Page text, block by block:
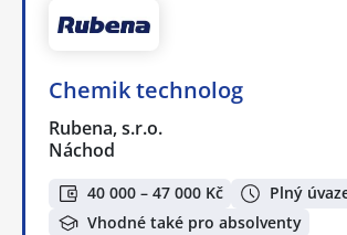
Chemik technolog
Rubena, s.r.o.
Náchod
40 000 – 47 000 Kč
Plný
Vhodné také pro absolventy